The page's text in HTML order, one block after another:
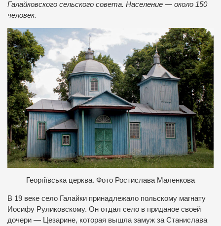
Галайковского сельского совета. Население — около 150
человек.
Георгіївська церква. Фото Ростислава Маленкова
В 19 веке село Галайки принадлежало польскому магнату
Иосифу Руликовскому. Он отдал село в приданое своей
дочери — Цезарине, которая вышла замуж за Станислава